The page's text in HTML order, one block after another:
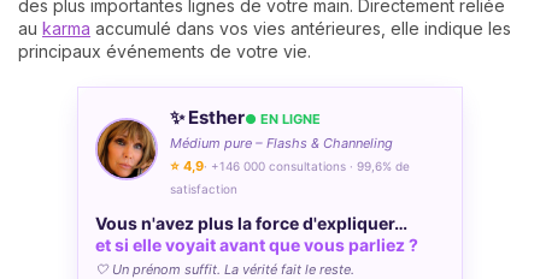
des plus importantes lignes de votre main. Directement reliée
au karma accumulé dans vos vies antérieures, elle indique les
principaux événements de votre vie.
✨ Esther● EN LIGNE
Médium pure – Flashs & Channeling
⭐ 4,9· +146 000 consultations · 99,6% de
satisfaction
Vous n'avez plus la force d'expliquer…
et si elle voyait avant que vous parliez ?
🤍 Un prénom suffit. La vérité fait le reste.